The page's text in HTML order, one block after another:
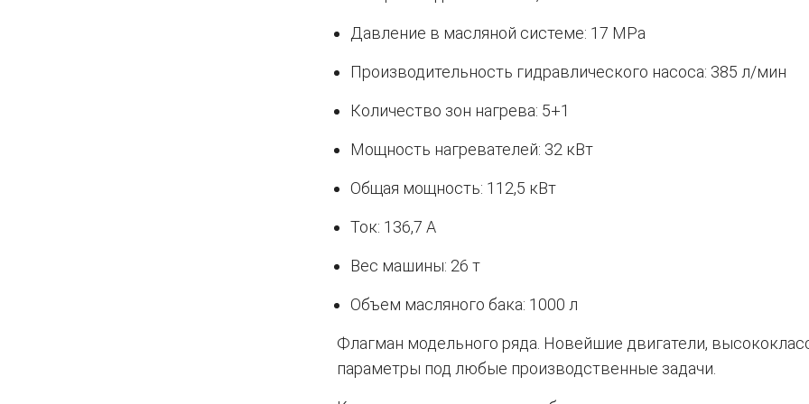
Давление в масляной системе: 17 MPa
Производительность гидравлического насоса: 385 л/мин
Количество зон нагрева: 5+1
Мощность нагревателей: 32 кВт
Общая мощность: 112,5 кВт
Ток: 136,7 A
Вес машины: 26 т
Объем масляного бака: 1000 л
Флагман модельного ряда. Новейшие двигатели,
параметры под любые производственные задачи.